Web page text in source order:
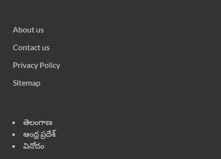
About us
Contact us
Privacy Policy
Sitemap
తెలంగాణ
ఆంధ్ర ప్రదేశ్
వినోదం